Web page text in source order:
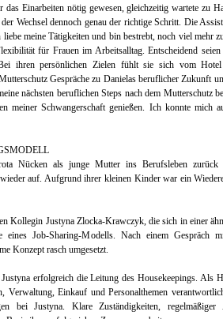
Einarbeiten nötig gewesen, gleichzeitig wartete zu
Wechsel dennoch genau der richtige Schritt. Die
meine Tätigkeiten und bin bestrebt, noch viel mehr
für Frauen im Arbeitsalltag. Entscheidend seien
ihren persönlichen Zielen fühlt sie sich vom
Gespräche zu Danielas beruflicher Zukunft
nächsten beruflichen Steps nach dem Mutterschutz
meiner Schwangerschaft genießen. Ich konnte mich
Nücken als junge Mutter ins Berufsleben
auf. Aufgrund ihrer kleinen Kinder war ein
Kollegin Justyna Zlocka-Krawczyk, die sich in einer
Job-Sharing-Modells. Nach einem Gespräch
Konzept rasch umgesetzt.
erfolgreich die Leitung des Housekeepings. Als
Verwaltung, Einkauf und Personalthemen
bei Justyna. Klare Zuständigkeiten, regelmäßiger